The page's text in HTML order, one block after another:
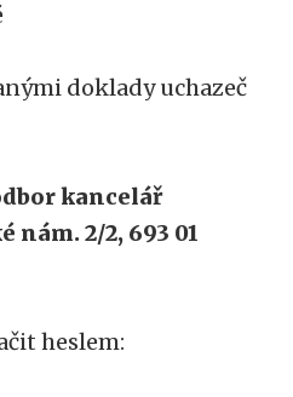
doklady uchazeč
kancelář
2/2, 693 01
heslem: